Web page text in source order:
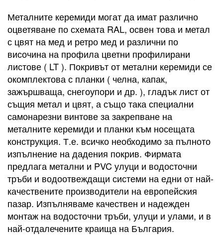
Металните керемиди могат да имат различно
оцветяване по схемата RAL, освен това и метал
с цвят на мед и ретро мед и различни по
височина на профила цветни профилирани
листове ( LT ). Покривът от метални керемиди се
окомплектова с планки ( челна, капак,
зажършваща, снегоупори и др. ), гладък лист от
същия метал и цвят, а също така специални
самонарезни винтове за закрепване на
металните керемиди и планки към носещата
конструкция. Т.е. всичко необходимо за пълното
изпълнение на дадения покрив. Фирмата
предлага метални и PVC улуци и водосточни
тръби и водоотвеждащи системи на едни от най-
качествените производители на европейския
пазар. Изпълняваме качествен и надежден
монтаж на водосточни тръби, улуци и улами, и в
най-отдалечените краища на България.